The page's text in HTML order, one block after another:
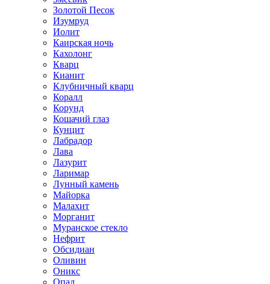
Золотой Песок
Изумруд
Иолит
Каирская ночь
Кахолонг
Кварц
Кианит
Клубничный кварц
Коралл
Корунд
Кошачий глаз
Кунцит
Лабрадор
Лава
Лазурит
Ларимар
Лунный камень
Майорка
Малахит
Морганит
Муранское стекло
Нефрит
Обсидиан
Оливин
Оникс
Опал